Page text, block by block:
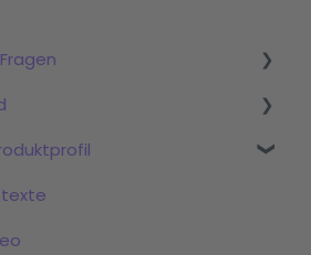
& Services werden angeboten?
im OMR Manager
starten
OMRviewer starten